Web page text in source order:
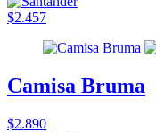
$2.457
Camisa Bruma
$2.890